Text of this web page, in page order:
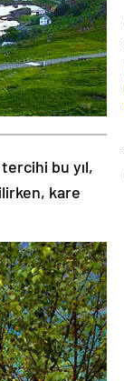
bu yıl,
kare